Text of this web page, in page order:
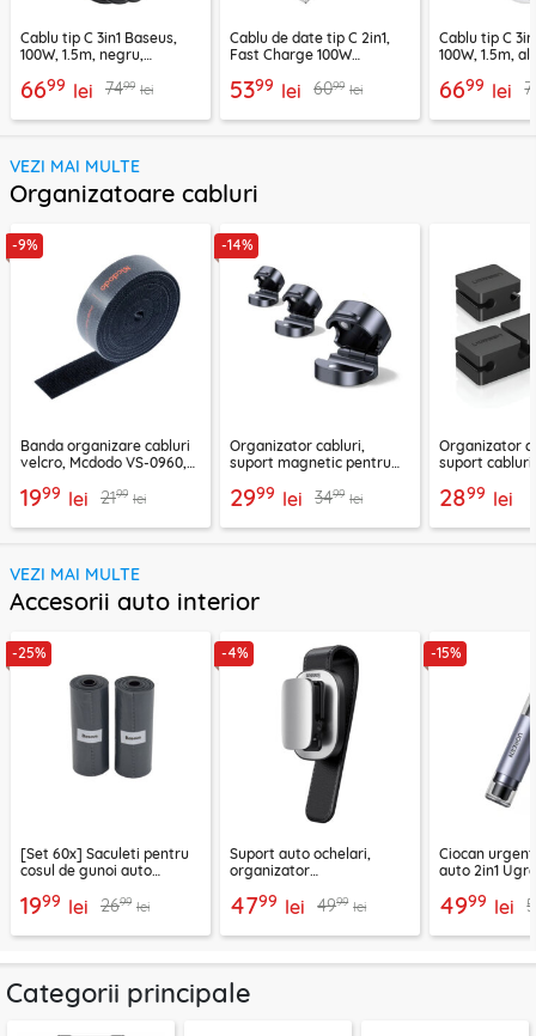
Cablu tip C 3in1 Baseus,
100W, 1.5m, negru,
6699 lei 7499 lei
Cablu de date tip C 2in1,
Fast Charge 100W
5399 lei 6099 lei
Cablu tip C
100W, 1.5m,
6699 lei
VEZI MAI MULTE
Organizatoare cabluri
-9%
Banda organizare cabluri
velcro, Mcdodo VS-0960,
1999 lei 2199 lei
-14%
Organizator cabluri,
suport magnetic pentru
2999 lei 3499 lei
Organizator
suport
2899 lei
VEZI MAI MULTE
Accesorii auto interior
-25%
[Set 60x] Saculeti pentru
cosul de gunoi auto
1999 lei 2699 lei
-4%
Suport auto ochelari,
organizator
gri
4799 lei 4999 lei
-15%
Ciocan
auto 2in1
4999 lei
Categorii principale